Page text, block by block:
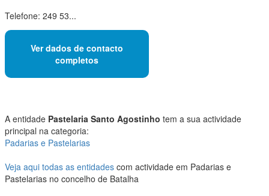
Telefone: 249 53...
Ver dados de contacto
completos
A entidade Pastelaria Santo Agostinho tem a sua actividade
principal na categoria:
Padarias e Pastelarias
Veja aqui todas as entidades com actividade em Padarias e
Pastelarias no concelho de Batalha